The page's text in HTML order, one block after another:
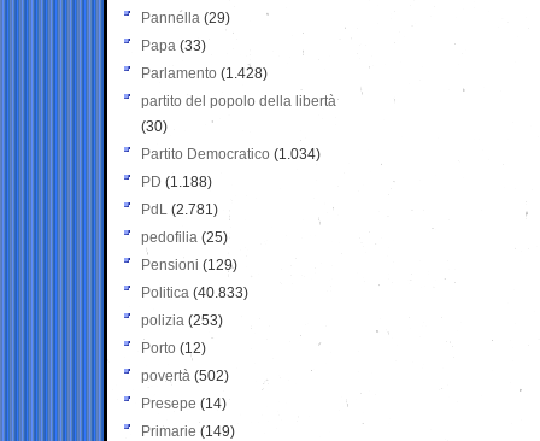
Pannella (29)
Papa (33)
Parlamento (1.428)
partito del popolo della libertà
(30)
Partito Democratico (1.034)
PD (1.188)
PdL (2.781)
pedofilia (25)
Pensioni (129)
Politica (40.833)
polizia (253)
Porto (12)
povertà (502)
Presepe (14)
Primarie (149)